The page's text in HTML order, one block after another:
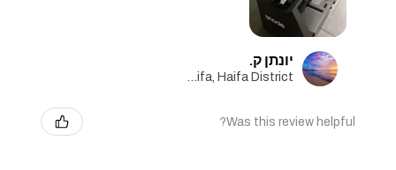
יונתן ק.
Haifa, Haifa District
Was this review helpful?